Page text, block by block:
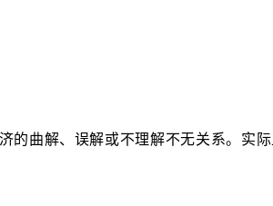
曲解、误解或不理解不无关系。实